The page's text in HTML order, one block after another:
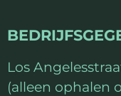
r
n
Los
(alleen ophalen